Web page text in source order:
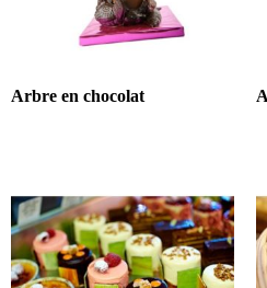
Arbre en chocolat